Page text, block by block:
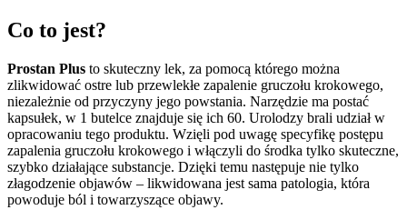
Co to jest?
Prostan Plus to skuteczny lek, za pomocą którego można
zlikwidować ostre lub przewlekłe zapalenie gruczołu krokowego,
niezależnie od przyczyny jego powstania. Narzędzie ma postać
kapsułek, w 1 butelce znajduje się ich 60. Urolodzy brali udział w
opracowaniu tego produktu. Wzięli pod uwagę specyfikę postępu
zapalenia gruczołu krokowego i włączyli do środka tylko skuteczne,
szybko działające substancje. Dzięki temu następuje nie tylko
złagodzenie objawów – likwidowana jest sama patologia, która
powoduje ból i towarzyszące objawy.